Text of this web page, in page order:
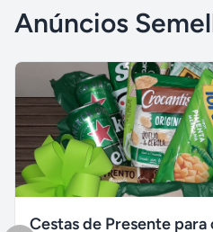
Anúncios